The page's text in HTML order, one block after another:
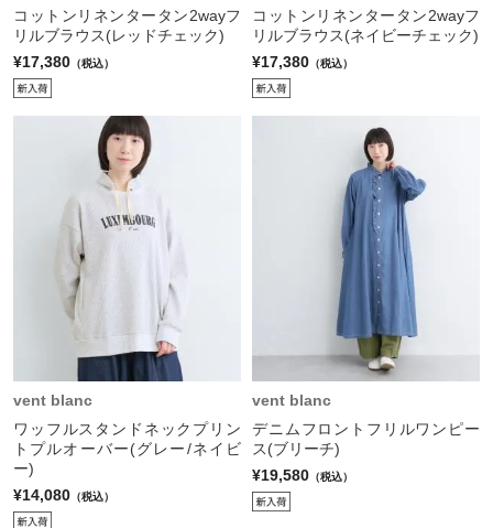
コットンリネンタータン2wayフ
リルブラウス(レッドチェック)
¥17,380 （税込）
コットンリネンタータン2wayフ
リルブラウス(ネイビーチェック)
¥17,380 （税込）
vent blanc
ワッフルスタンドネックプリン
トプルオーバー(グレー/ネイビ
ー)
¥14,080 （税込）
vent blanc
デニムフロントフリルワンピー
ス(ブリーチ)
¥19,580 （税込）